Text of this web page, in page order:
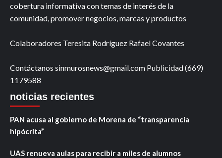
cobertura informativa con temas de interés de la
comunidad, promover negocios, marcas y productos
Colaboradores Teresita Rodríguez Rafael Covantes
Contáctanos sinmurosnews@gmail.com Publicidad (669)
1179588
noticias recientes
PAN acusa al gobierno de Morena de “transparencia
hipócrita”
UAS renueva aulas para recibir a miles de alumnos